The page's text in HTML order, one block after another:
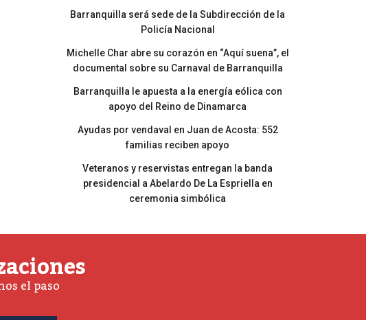
Barranquilla será sede de la Subdirección de la
Policía Nacional
Michelle Char abre su corazón en “Aquí suena”, el
documental sobre su Carnaval de Barranquilla
Barranquilla le apuesta a la energía eólica con
apoyo del Reino de Dinamarca
Ayudas por vendaval en Juan de Acosta: 552
familias reciben apoyo
Veteranos y reservistas entregan la banda
presidencial a Abelardo De La Espriella en
ceremonia simbólica
el paso